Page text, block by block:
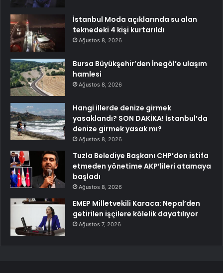
İstanbul Moda açıklarında su alan
teknedeki 4 kişi kurtarıldı
Ağustos 8, 2026
Bursa Büyükşehir’den İnegöl’e ulaşım
hamlesi
Ağustos 8, 2026
Hangi illerde denize girmek
yasaklandı? SON DAKİKA! İstanbul’da
denize girmek yasak mı?
Ağustos 8, 2026
Tuzla Belediye Başkanı CHP’den istifa
etmeden yönetime AKP’lileri atamaya
başladı
Ağustos 8, 2026
EMEP Milletvekili Karaca: Nepal’den
getirilen işçilere kölelik dayatılıyor
Ağustos 7, 2026